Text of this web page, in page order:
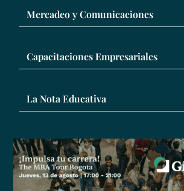
Mercadeo y Comunicaciones
Capacitaciones Empresariales
La Nota Educativa